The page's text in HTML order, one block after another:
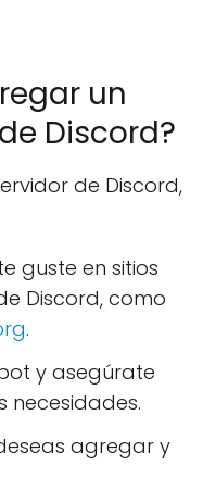
un
Discord?
de Discord,
guste en sitios
Discord, como
.
y asegúrate
necesidades.
agregar y